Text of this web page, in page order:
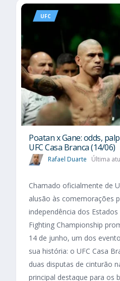
UFC
Poatan x Gane: odds,
UFC Casa Branca (14/06)
Rafael Duarte Última
Chamado oficialmente de
alusão às comemorações
independência dos
Fighting Championship
14 de junho, um dos
sua história: o UFC Casa
duas disputas de cinturão
principal destaque para os